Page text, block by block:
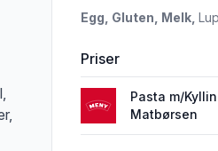
Egg, Gluten, Melk,
Priser
Pasta m/
Matbørsen